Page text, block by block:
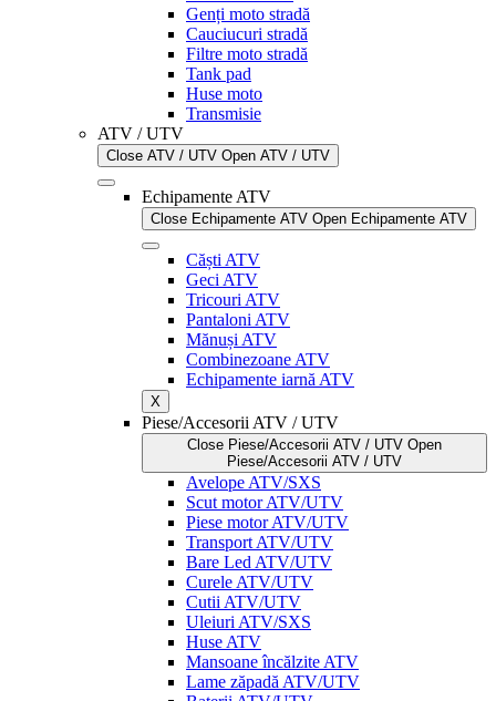
Genți moto stradă
Cauciucuri stradă
Filtre moto stradă
Tank pad
Huse moto
Transmisie
ATV / UTV
Close ATV / UTV Open ATV / UTV
Echipamente ATV
Close Echipamente ATV Open Echipamente ATV
Căști ATV
Geci ATV
Tricouri ATV
Pantaloni ATV
Mănuși ATV
Combinezoane ATV
Echipamente iarnă ATV
X
Piese/Accesorii ATV / UTV
Close Piese/Accesorii ATV / UTV Open
Piese/Accesorii ATV / UTV
Avelope ATV/SXS
Scut motor ATV/UTV
Piese motor ATV/UTV
Transport ATV/UTV
Bare Led ATV/UTV
Curele ATV/UTV
Cutii ATV/UTV
Uleiuri ATV/SXS
Huse ATV
Mansoane încălzite ATV
Lame zăpadă ATV/UTV